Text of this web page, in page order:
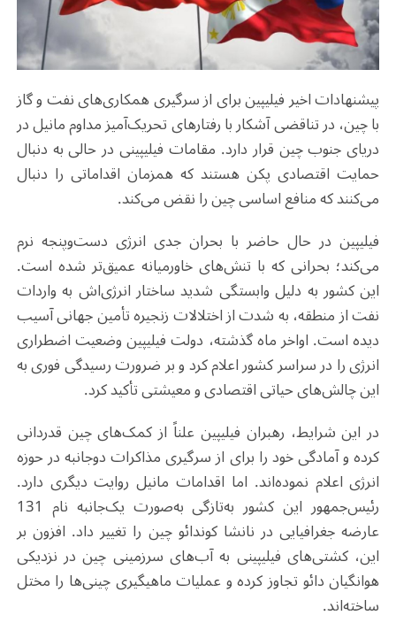
پیشنهادات اخیر فیلیپین برای از سرگیری همکاری‌های نفت و گاز
با چین، در تناقضی آشکار با رفتارهای تحریک‌آمیز مداوم مانیل در
دریای جنوب چین قرار دارد. مقامات فیلیپینی در حالی به دنبال
حمایت اقتصادی پکن هستند که همزمان اقداماتی را دنبال
می‌کنند که منافع اساسی چین را نقض می‌کند.
فیلیپین در حال حاضر با بحران جدی انرژی دست‌وپنجه نرم
می‌کند؛ بحرانی که با تنش‌های خاورمیانه عمیق‌تر شده است.
این کشور به دلیل وابستگی شدید ساختار انرژی‌اش به واردات
نفت از منطقه، به شدت از اختلالات زنجیره تأمین جهانی آسیب
دیده است. اواخر ماه گذشته، دولت فیلیپین وضعیت اضطراری
انرژی را در سراسر کشور اعلام کرد و بر ضرورت رسیدگی فوری به
این چالش‌های حیاتی اقتصادی و معیشتی تأکید کرد.
در این شرایط، رهبران فیلیپین علناً از کمک‌های چین قدردانی
کرده و آمادگی خود را برای از سرگیری مذاکرات دوجانبه در حوزه
انرژی اعلام نموده‌اند. اما اقدامات مانیل روایت دیگری دارد.
رئیس‌جمهور این کشور به‌تازگی به‌صورت یک‌جانبه نام 131
عارضه جغرافیایی در نانشا کوندائو چین را تغییر داد. افزون بر
این، کشتی‌های فیلیپینی به آب‌های سرزمینی چین در نزدیکی
هوانگیان دائو تجاوز کرده و عملیات ماهیگیری چینی‌ها را مختل
ساخته‌اند.